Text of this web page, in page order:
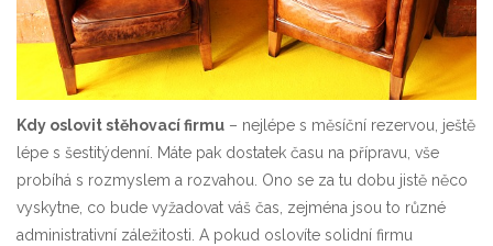
Kdy oslovit stěhovací firmu – nejlépe s měsíční rezervou, ještě
lépe s šestitýdenní. Máte pak dostatek času na přípravu, vše
probíhá s rozmyslem a rozvahou. Ono se za tu dobu jistě něco
vyskytne, co bude vyžadovat váš čas, zejména jsou to různé
administrativní záležitosti. A pokud oslovíte solidní firmu